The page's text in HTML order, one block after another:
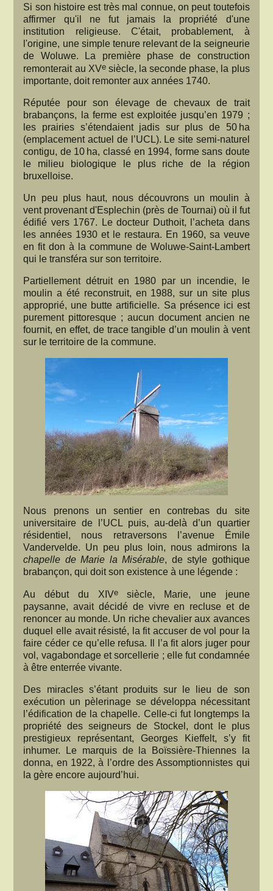
Si son histoire est très mal connue, on peut toutefois
affirmer qu'il ne fut jamais la propriété d'une
institution religieuse. C'était, probablement, à
l'origine, une simple tenure relevant de la seigneurie
de Woluwe. La première phase de construction
remonterait au XVesiècle, la seconde phase, la plus
importante, doit remonter aux années 1740.
Réputée pour son élevage de chevaux de trait
brabançons, la ferme est exploitée jusqu’en 1979 ;
les prairies s’étendaient jadis sur plus de 50 ha
(emplacement actuel de l’UCL). Le site semi-naturel
contigu, de 10 ha, classé en 1994, forme sans doute
le milieu biologique le plus riche de la région
bruxelloise.
Un peu plus haut, nous découvrons un moulin à
vent provenant d'Esplechin (près de Tournai) où il fut
édifié vers 1767. Le docteur Duthoit, l’acheta dans
les années 1930 et le restaura. En 1960, sa veuve
en fit don à la commune de Woluwe-Saint-Lambert
qui le transféra sur son territoire.
Partiellement détruit en 1980 par un incendie, le
moulin a été reconstruit, en 1988, sur un site plus
approprié, une butte artificielle. Sa présence ici est
purement pittoresque ; aucun document ancien ne
fournit, en effet, de trace tangible d’un moulin à vent
sur le territoire de la commune.
Nous prenons un sentier en contrebas du site
universitaire de l’UCL puis, au-delà d’un quartier
résidentiel, nous retraversons l’avenue Émile
Vandervelde. Un peu plus loin, nous admirons la
chapelle de Marie la Misérable, de style gothique
brabançon, qui doit son existence à une légende :
Au début du XIVesiècle, Marie, une jeune
paysanne, avait décidé de vivre en recluse et de
renoncer au monde. Un riche chevalier aux avances
duquel elle avait résisté, la fit accuser de vol pour la
faire céder ce qu’elle refusa. Il l’a fit alors juger pour
vol, vagabondage et sorcellerie ; elle fut condamnée
à être enterrée vivante.
Des miracles s’étant produits sur le lieu de son
exécution un pèlerinage se développa nécessitant
l’édification de la chapelle. Celle-ci fut longtemps la
propriété des seigneurs de Stockel, dont le plus
prestigieux représentant, Georges Kieffelt, s’y fit
inhumer. Le marquis de la Boïssière-Thiennes la
donna, en 1922, à l’ordre des Assomptionnistes qui
la gère encore aujourd’hui.